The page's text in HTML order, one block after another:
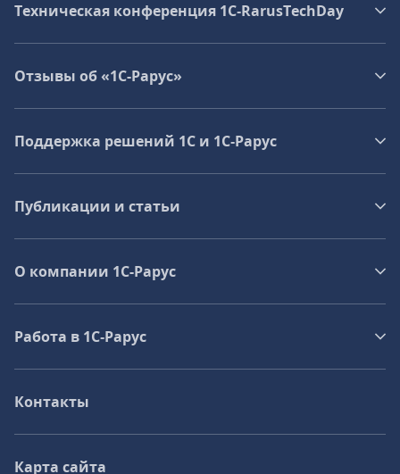
Техническая конференция 1C‑RarusTechDay
Отзывы об «1С-Рарус»
Поддержка решений 1С и 1С‑Рарус
Публикации и статьи
О компании 1C-Рарус
Работа в 1С‑Рарус
Контакты
Карта сайта